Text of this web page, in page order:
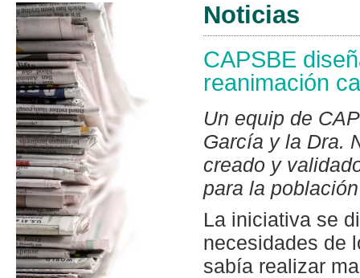
Noticias
CAPSBE
reanimación
Un equip de
García y la Dra.
creado y
para la
La iniciativa se
necesidades de
sabía realizar